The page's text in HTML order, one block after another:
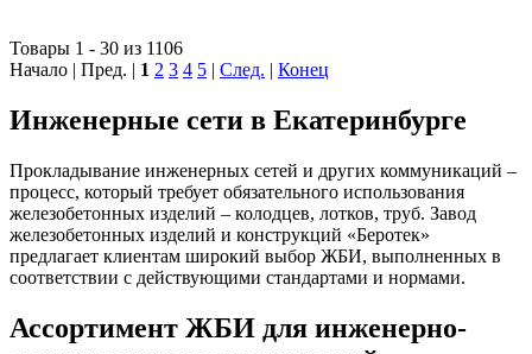
Товары 1 - 30 из 1106
Начало | Пред. | 1 2 3 4 5 | След. | Конец
Инженерные сети в Екатеринбурге
Прокладывание инженерных сетей и других коммуникаций –
процесс, который требует обязательного использования
железобетонных изделий – колодцев, лотков, труб. Завод
железобетонных изделий и конструкций «Беротек»
предлагает клиентам широкий выбор ЖБИ, выполненных в
соответствии с действующими стандартами и нормами.
Ассортимент ЖБИ для инженерно-